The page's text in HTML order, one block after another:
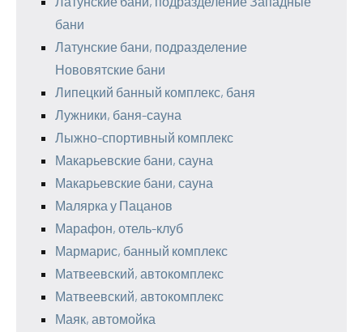
бани
Латунские бани, подразделение
Нововятские бани
Липецкий банный комплекс, баня
Лужники, баня-сауна
Лыжно-спортивный комплекс
Макарьевские бани, сауна
Макарьевские бани, сауна
Малярка у Пацанов
Марафон, отель-клуб
Мармарис, банный комплекс
Матвеевский, автокомплекс
Матвеевский, автокомплекс
Маяк, автомойка